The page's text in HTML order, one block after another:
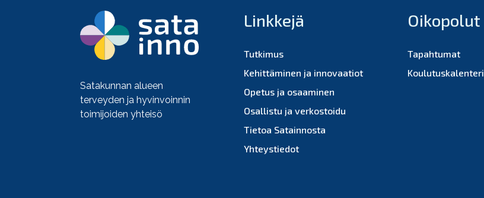
Satakunnan alueen
terveyden ja hyvinvoinnin
toimijoiden yhteisö
Linkkejä
Tutkimus
Kehittäminen ja innovaatiot
Opetus ja osaaminen
Osallistu ja verkostoidu
Tietoa Satainnosta
Yhteystiedot
Oikopolut
Tapahtumat
Koulutuskalenteri